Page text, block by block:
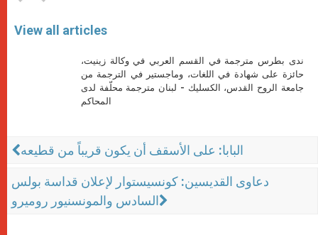
View all articles
ندى بطرس مترجمة في القسم العربي في وكالة زينيت،
حائزة على شهادة في اللغات، وماجستير في الترجمة من
جامعة الروح القدس، الكسليك - لبنان مترجمة محلّفة لدى
المحاكم
البابا: على الأسقف أن يكون قريباً من قطيعه
دعاوى القديسين: كونسيستوار لإعلان قداسة بولس
السادس والمونسنيور روميرو